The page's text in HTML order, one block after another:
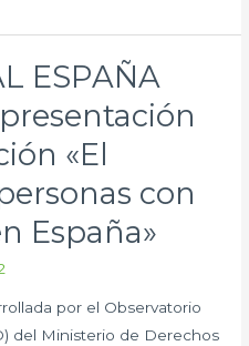
ESPAÑA
«El
con
España»
por el Observatorio
del Ministerio de Derechos